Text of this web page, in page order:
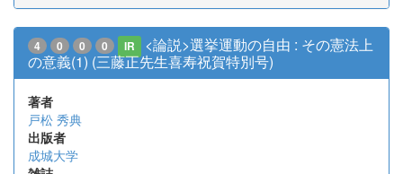
4 0 0 0 IR
<論説>選挙運動の自由 : その憲法上
の意義(1) (三藤正先生喜寿祝賀特別号)
著者
戸松 秀典
出版者
成城大学